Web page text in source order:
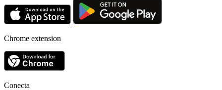
Chrome extension
Conecta